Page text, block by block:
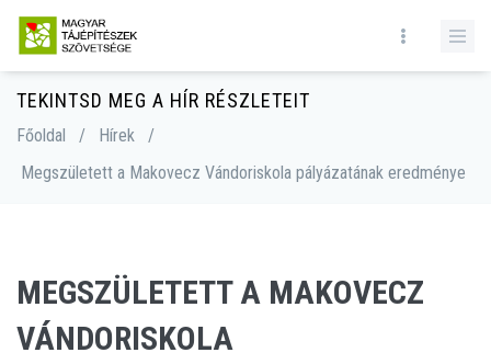
TEKINTSD MEG A HÍR RÉSZLETEIT
Főoldal / Hírek
/
Megszületett a Makovecz Vándoriskola pályázatának eredménye
MEGSZÜLETETT A MAKOVECZ
VÁNDORISKOLA